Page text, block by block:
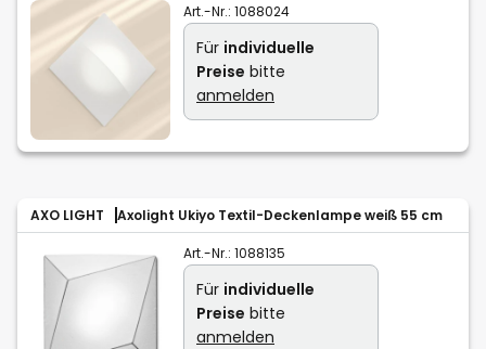
Art.-Nr.: 1088024
Für individuelle
Preise bitte
anmelden
AXO LIGHT Axolight Ukiyo Textil-Deckenlampe weiß 55 cm
Art.-Nr.: 1088135
Für individuelle
Preise bitte
anmelden